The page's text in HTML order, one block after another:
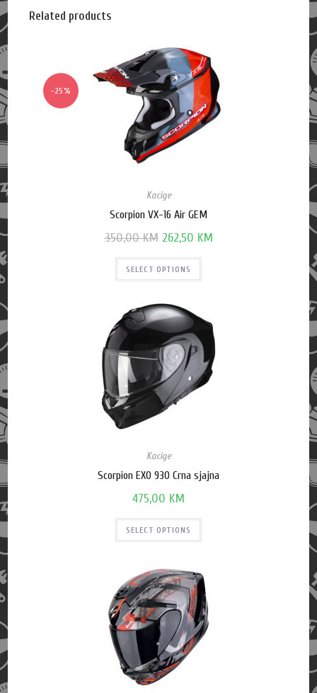
Related products
-25%
Kacige
Scorpion VX-16 Air GEM
350,00KM 262,50 KM
SELECT OPTIONS
Kacige
Scorpion EXO 930 Crna sjajna
475,00 KM
SELECT OPTIONS